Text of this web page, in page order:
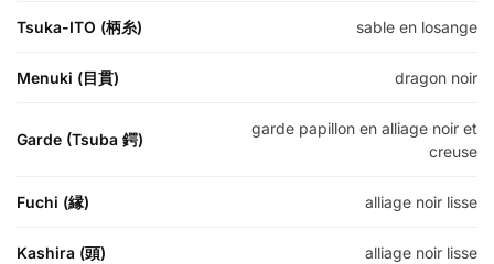
Tsuka-ITO (柄糸) sable en losange
Menuki (目貫) dragon noir
Garde (Tsuba 鍔)
garde papillon en alliage noir et
creuse
Fuchi (縁) alliage noir lisse
Kashira (頭) alliage noir lisse